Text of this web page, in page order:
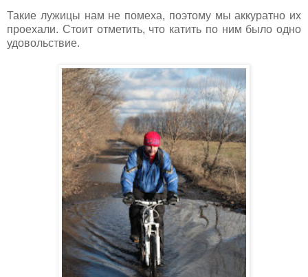
Такие лужицы нам не помеха, поэтому мы аккуратно их
проехали. Стоит отметить, что катить по ним было одно
удовольствие.